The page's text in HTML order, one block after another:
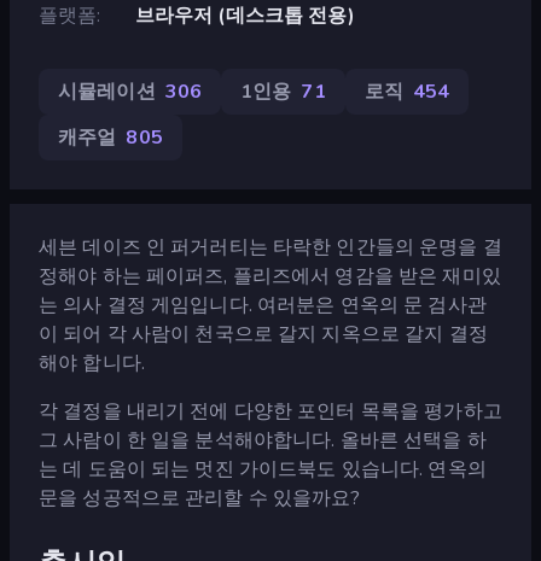
플랫폼
브라우저 (데스크톱 전용)
시뮬레이션 306 1인용 71 로직 454
캐주얼 805
세븐 데이즈 인 퍼거러티는 타락한 인간들의 운명을 결
정해야 하는 페이퍼즈, 플리즈에서 영감을 받은 재미있
는 의사 결정 게임입니다. 여러분은 연옥의 문 검사관
이 되어 각 사람이 천국으로 갈지 지옥으로 갈지 결정
해야 합니다.
각 결정을 내리기 전에 다양한 포인터 목록을 평가하고
그 사람이 한 일을 분석해야합니다. 올바른 선택을 하
는 데 도움이 되는 멋진 가이드북도 있습니다. 연옥의
문을 성공적으로 관리할 수 있을까요?